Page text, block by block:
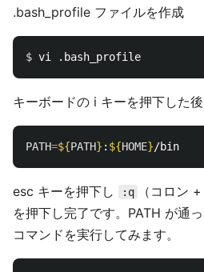
.bash_profile ファイルを作成
$
キーボードの i キーを押下した後
PATH=${PATH} : ${HOME}
esc キーを押下し :q
（コロン
を押下し完了です。PATH が通
コマンドを実行してみます。